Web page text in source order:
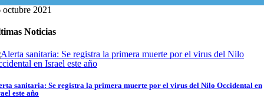
octubre 2021
Noticias
sanitaria: Se registra la primera muerte por el virus del Nilo Occidental en
este año